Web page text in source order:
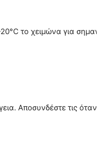
το χειμώνα για
Αποσυνδέστε τις όταν